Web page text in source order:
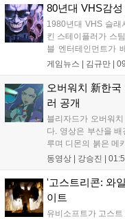
고 정령을 활용해 공
래픽이 특징이며, 부
모으고 있다....
80년대 VHS감
1980년대 VHS 슬래
킨 스테이플러가 스
블 엔터테인먼트가
15,000원에 판매 중
통해 밀도 높은 공포
게임뉴스 | 김규만
오버워치 新한
러 공개
블리자드가 오버워
다. 영상은 부산을
루며 디몬의 붉은 메
플레이 영상 공개를
론의 대립이 본격화
동영상 | 강승진
'고스트리콘: 와
이트
유비소프트가 고스